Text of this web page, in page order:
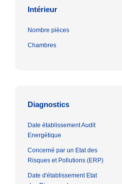
Intérieur
Nombre pièces
Chambres
Diagnostics
Date établissement Audit
Energétique
Concerné par un Etat des
Risques et Pollutions (ERP)
Date d'établissement Etat